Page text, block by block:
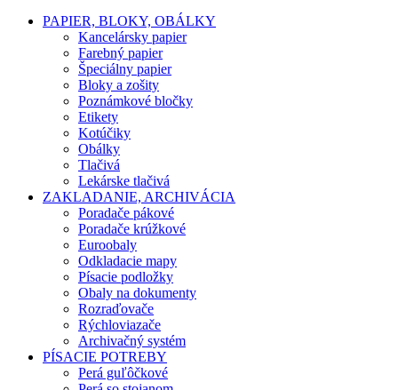
PAPIER, BLOKY, OBÁLKY
Kancelársky papier
Farebný papier
Špeciálny papier
Bloky a zošity
Poznámkové bločky
Etikety
Kotúčiky
Obálky
Tlačivá
Lekárske tlačivá
ZAKLADANIE, ARCHIVÁCIA
Poradače pákové
Poradače krúžkové
Euroobaly
Odkladacie mapy
Písacie podložky
Obaly na dokumenty
Rozraďovače
Rýchloviazače
Archivačný systém
PÍSACIE POTREBY
Perá guľôčkové